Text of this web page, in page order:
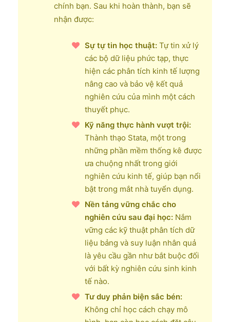
chính bạn. Sau khi hoàn thành, bạn sẽ
nhận được:
Sự tự tin học thuật: Tự tin xử lý
các bộ dữ liệu phức tạp, thực
hiện các phân tích kinh tế lượng
nâng cao và bảo vệ kết quả
nghiên cứu của mình một cách
thuyết phục.
Kỹ năng thực hành vượt trội:
Thành thạo Stata, một trong
những phần mềm thống kê được
ưa chuộng nhất trong giới
nghiên cứu kinh tế, giúp bạn nổi
bật trong mắt nhà tuyển dụng.
Nền tảng vững chắc cho
nghiên cứu sau đại học: Nắm
vững các kỹ thuật phân tích dữ
liệu bảng và suy luận nhân quả
là yêu cầu gần như bắt buộc đối
với bất kỳ nghiên cứu sinh kinh
tế nào.
Tư duy phản biện sắc bén:
Không chỉ học cách chạy mô